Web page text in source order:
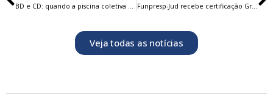
BD e CD: quando a piscina coletiva dá lugar à piscina individual Funpresp-Jud recebe certificação Great People Mental Health (GPMH)
Veja todas as notícias